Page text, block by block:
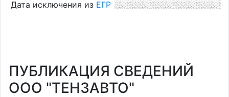
Дата исключения из ЕГР
ПУБЛИКАЦИЯ СВЕДЕНИЙ
ООО "ТЕНЗАВТО"